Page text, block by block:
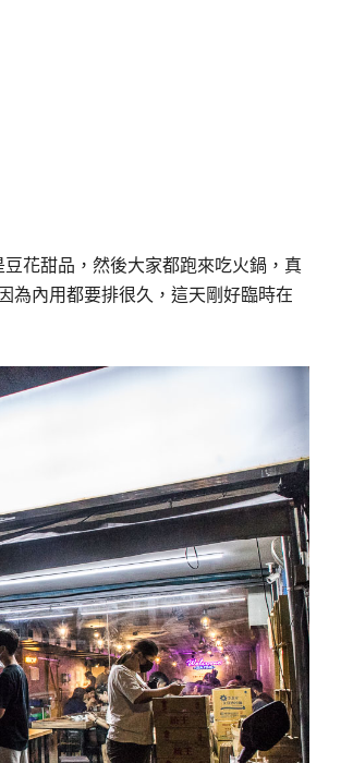
花甜品，然後大家都跑來吃火鍋，真
為內用都要排很久，這天剛好臨時在